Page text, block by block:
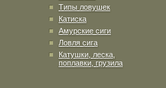
Типы ловушек
Катиска
Амурские сиги
Ловля сига
Катушки, леска,
поплавки, грузила